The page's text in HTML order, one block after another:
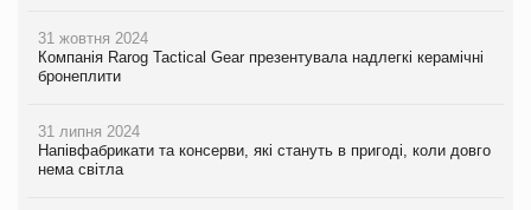
31 жовтня 2024
Компанія Rarog Tactical Gear презентувала надлегкі керамічні
бронеплити
31 липня 2024
Напівфабрикати та консерви, які стануть в пригоді, коли довго
нема світла